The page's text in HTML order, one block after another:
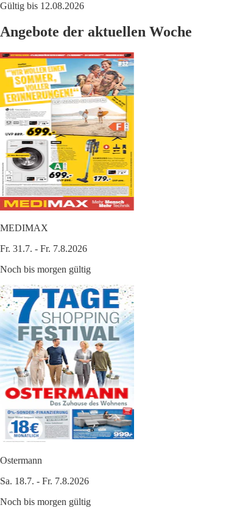
Gültig bis 12.08.2026
Angebote der aktuellen Woche
MEDIMAX
Fr. 31.7. - Fr. 7.8.2026
Noch bis morgen gültig
Ostermann
Sa. 18.7. - Fr. 7.8.2026
Noch bis morgen gültig